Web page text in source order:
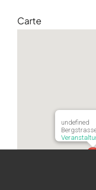
Carte
undefined